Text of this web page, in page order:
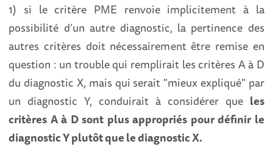
1) si le critère PME renvoie implicitement à la
possibilité d’un autre diagnostic, la pertinence des
autres critères doit nécessairement être remise en
question : un trouble qui remplirait les critères A à D
du diagnostic X, mais qui serait "mieux expliqué" par
un diagnostic Y, conduirait à considérer que les
critères A à D sont plus appropriés pour définir le
diagnostic Y plutôt que le diagnostic X.